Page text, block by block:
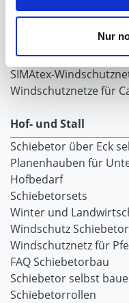
Nur
Windschutznetz
Windnetzrecher
SIMAtex-
Windschutznetze für
Hof- und Stall
Schiebetor über Eck
Planenhauben für
Hofbedarf
Schiebetorsets
Winter und
Windschutz Schiebetor
Windschutznetz für
FAQ Schiebetorbau
Schiebetor selbst
Schiebetorrollen